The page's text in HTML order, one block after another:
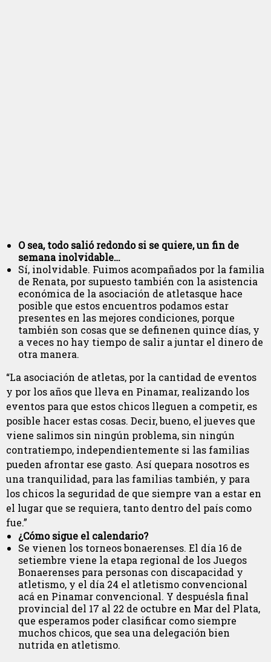
O sea, todo salió redondo si se quiere, un fin de
semana inolvidable…
Sí, inolvidable. Fuimos acompañados por la familia
de Renata, por supuesto también con la asistencia
económica de la asociación de atletasque hace
posible que estos encuentros podamos estar
presentes en las mejores condiciones, porque
también son cosas que se definenen quince días, y
a veces no hay tiempo de salir a juntar el dinero de
otra manera.
“La asociación de atletas, por la cantidad de eventos
y por los años que lleva en Pinamar, realizando los
eventos para que estos chicos lleguen a competir, es
posible hacer estas cosas. Decir, bueno, el jueves que
viene salimos sin ningún problema, sin ningún
contratiempo, independientemente si las familias
pueden afrontar ese gasto. Así quepara nosotros es
una tranquilidad, para las familias también, y para
los chicos la seguridad de que siempre van a estar en
el lugar que se requiera, tanto dentro del país como
fue.”
¿Cómo sigue el calendario?
Se vienen los torneos bonaerenses. El día 16 de
setiembre viene la etapa regional de los Juegos
Bonaerenses para personas con discapacidad y
atletismo, y el día 24 el atletismo convencional
acá en Pinamar convencional. Y despuésla final
provincial del 17 al 22 de octubre en Mar del Plata,
que esperamos poder clasificar como siempre
muchos chicos, que sea una delegación bien
nutrida en atletismo.